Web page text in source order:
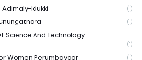
Idukki (1)
(1)
Science And Technology
(1)
Women Perumbavoor (1)